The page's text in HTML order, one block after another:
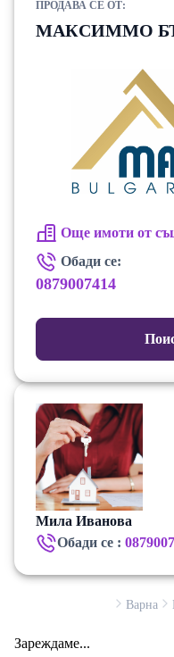
ПРОДАВА СЕ ОТ:
МАКСИММО
Още имоти от
Обади се:
0879007414
Мила Иванова
Обади се :
Варна
Зареждаме...